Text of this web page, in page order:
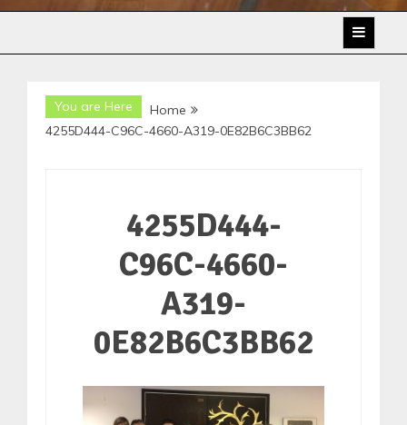
You are Here
Home
4255D444-C96C-4660-A319-0E82B6C3BB62
4255D444-
C96C-4660-
A319-
0E82B6C3BB62